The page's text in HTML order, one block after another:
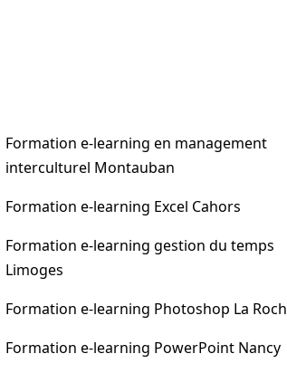
Formation e-learning en management
interculturel Montauban
Formation e-learning Excel Cahors
Formation e-learning gestion du temps
Limoges
Formation e-learning Photoshop La
Formation e-learning PowerPoint Nancy